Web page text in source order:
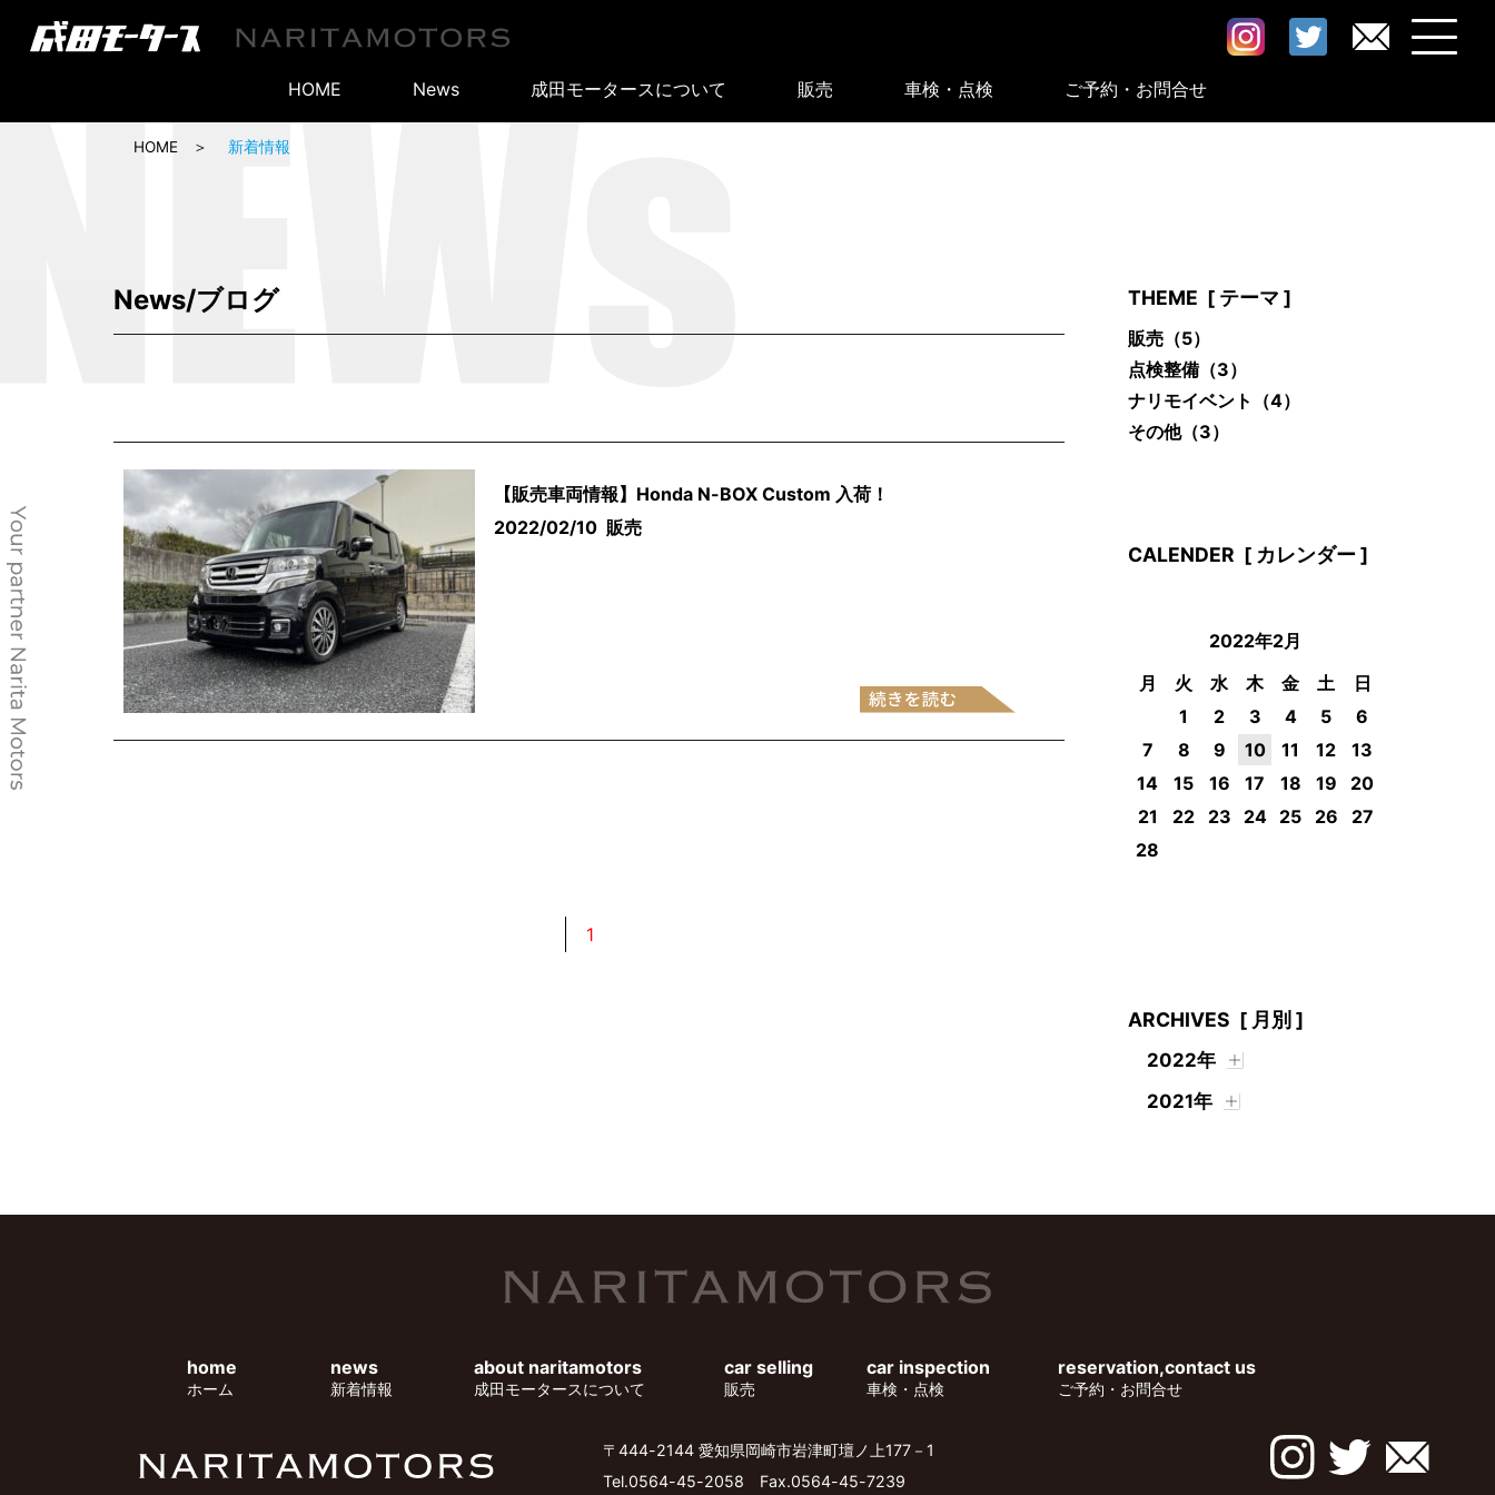
HOME News 成田モータースについて 販売 車検・点検 ご予約・お問合せ
HOME 新着情報
News/ブログ
【販売車両情報】Honda N-BOX Custom 入荷！
2022/02/10 販売
1
THEME [ テーマ ]
販売 （5）
点検整備 （3）
ナリモイベント
（4）
その他（3）
CALENDER [ カレンダー ]
2022年2月
月
火 水 木 金 土
日
1
2 3 4 5
6
7
8 9 10 11 12
13
14
15 16 17 18 19
20
21
22 23 24 25 26
27
28
ARCHIVES [ 月別 ]
2022年
2021年
home
ホーム
news
新着情報
about naritamotors
成田モータースについて
car selling
販売
car inspection
車検・点検
reservation,contact us
ご予約・お問合せ
〒444-2144 愛知県岡崎市岩津町壇ノ上177－1
Tel.0564-45-2058 Fax.0564-45-7239